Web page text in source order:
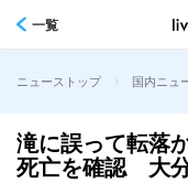
一覧
ニューストップ > 国内ニュ
滝に誤って転落
死亡を確認 大